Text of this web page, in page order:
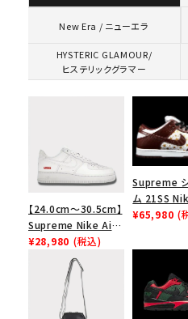
New Era / ニューエラ
HYSTERIC GLAMOUR/
ヒステリックグラマー
【24.0cm～30.5cm】
Supreme Nike Air
Force 1 Low シュプ
リーム ナイキエアフォ
ース１スニーカー シ
ューズ ホワイト
¥28,980 (税込)
Supreme
ム 21SS
Dunk Low
ー ブラウン
¥65,980 (